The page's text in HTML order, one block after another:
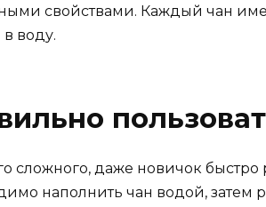
свойствами. Каждый чан
в воду.
сложного, даже новичок быстро
наполнить чан водой, затем